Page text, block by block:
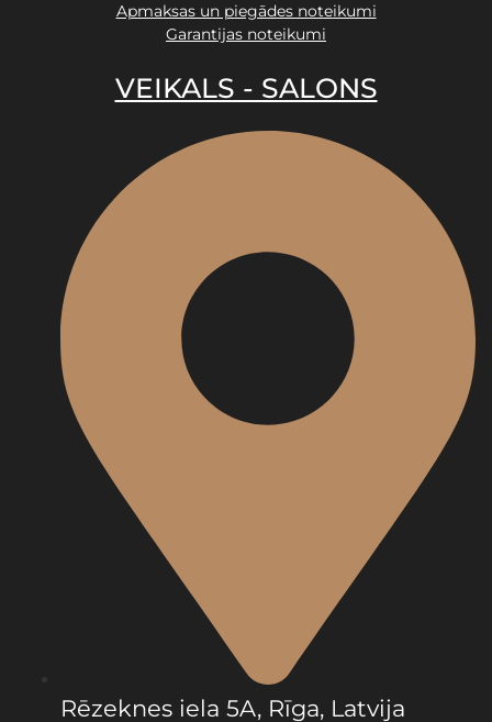
Apmaksas un piegādes noteikumi
Garantijas noteikumi
VEIKALS - SALONS
Rēzeknes iela 5A, Rīga, Latvija